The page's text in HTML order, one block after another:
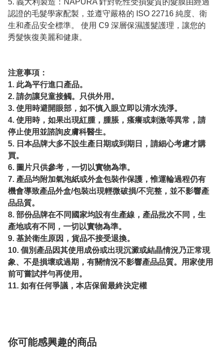
5. 義大利製造：NAPURA 針對乾性受損髮質的髮膜由經過
認證的毛髮學家配製，並遵守嚴格的 ISO 22716 純度、衛
生和產品安全標準。 使用 C9 深層保濕護髮護理，讓您的
秀髮恢復美麗和健康。
注意事項：
1. 此為平行進口產品。
2. 請勿讓兒童接觸。只供外用。
3. 使用時避開眼部，如不慎入眼立即以清水洗淨。
4. 使用時，如果出現紅腫，腫脹，瘙癢或刺激等異常，請
停止使用並諮詢皮膚科醫生。
5. 日本品牌大多不設生產日期或到期日，請細心考慮才購
買。
6. 圖片只供參考，一切以實物為準。
7. 產品均附加氣泡紙或外盒包裝作保護，惟運輪過程仍有
機會導致產品外盒/包裝出現輕微破損/不完整，並不影響產
品品質。
8. 部份品牌在不同國家均設有生產線，產品批次不同，生
產地或有不同，一切以實物為準。
9. 基於衛生原因，貨品不接受退換。
10. 個別產品因其使用成份或出現沉澱或結晶情況乃正常現
象、不是損壞或過期，有關情況不影響產品品質。用家使用
前可嘗試拌勻再使用。
11. 如有任何爭議，本店保留最終決定權
你可能感興趣的商品